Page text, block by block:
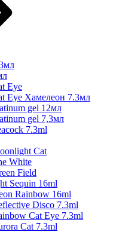
Eye
Eye Хамелеон 7.3мл
gel 12мл
gel 7,3мл
7.3ml
Cat
White
Field
Sequin 16ml
Rainbow 16ml
Disco 7.3ml
Cat Eye 7.3ml
Cat 7.3ml